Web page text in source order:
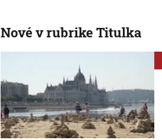
Nové v rubrike Titulka